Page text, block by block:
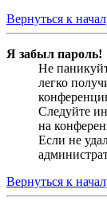
Вернуться к
Я забыл пароль!
Не
легко
Следуйте
на
Если не
Вернуться к